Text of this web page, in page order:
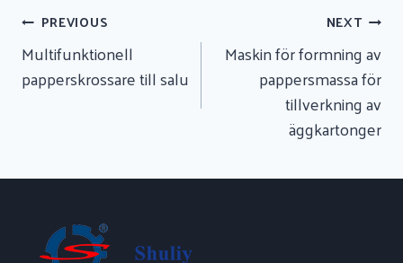
Urambazaji
Wa
Chapisho
PREVIOUS
Multifunktionell
papperskrossare till salu
NEXT
Maskin för formning av
pappersmassa för
tillverkning av
äggkartonger